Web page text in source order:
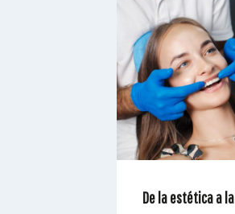
De la estética a